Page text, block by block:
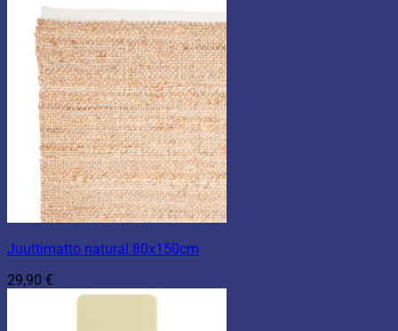
Juuttimatto natural 80x150cm
29,90 €